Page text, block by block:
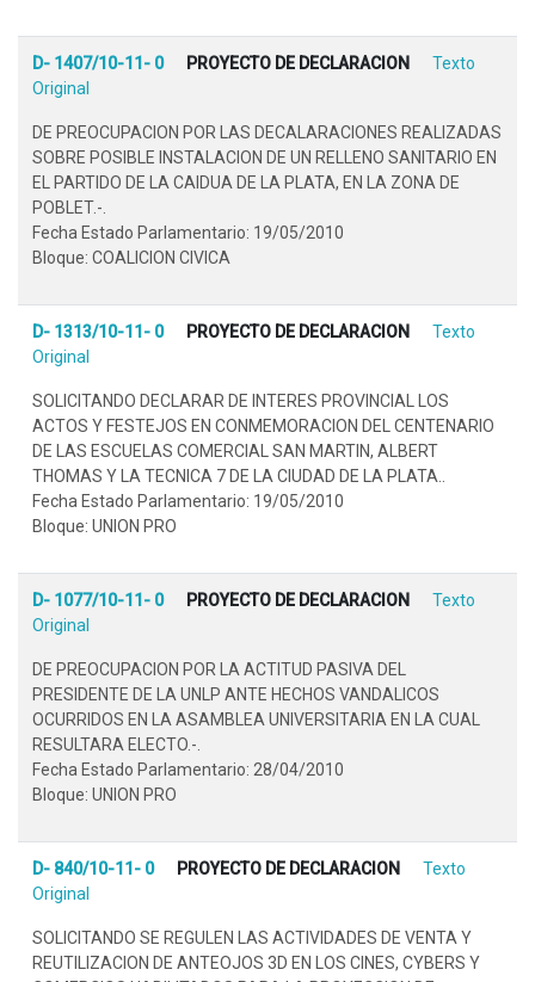
D- 1407/10-11- 0 PROYECTO DE DECLARACION
Texto
Original
DE PREOCUPACION POR LAS DECALARACIONES REALIZADAS
SOBRE POSIBLE INSTALACION DE UN RELLENO SANITARIO EN
EL PARTIDO DE LA CAIDUA DE LA PLATA, EN LA ZONA DE
POBLET.-.
Fecha Estado Parlamentario: 19/05/2010
Bloque: COALICION CIVICA
D- 1313/10-11- 0 PROYECTO DE DECLARACION
Texto
Original
SOLICITANDO DECLARAR DE INTERES PROVINCIAL LOS
ACTOS Y FESTEJOS EN CONMEMORACION DEL CENTENARIO
DE LAS ESCUELAS COMERCIAL SAN MARTIN, ALBERT
THOMAS Y LA TECNICA 7 DE LA CIUDAD DE LA PLATA..
Fecha Estado Parlamentario: 19/05/2010
Bloque: UNION PRO
D- 1077/10-11- 0 PROYECTO DE DECLARACION
Texto
Original
DE PREOCUPACION POR LA ACTITUD PASIVA DEL
PRESIDENTE DE LA UNLP ANTE HECHOS VANDALICOS
OCURRIDOS EN LA ASAMBLEA UNIVERSITARIA EN LA CUAL
RESULTARA ELECTO.-.
Fecha Estado Parlamentario: 28/04/2010
Bloque: UNION PRO
D- 840/10-11- 0 PROYECTO DE DECLARACION
Texto
Original
SOLICITANDO SE REGULEN LAS ACTIVIDADES DE VENTA Y
REUTILIZACION DE ANTEOJOS 3D EN LOS CINES, CYBERS Y